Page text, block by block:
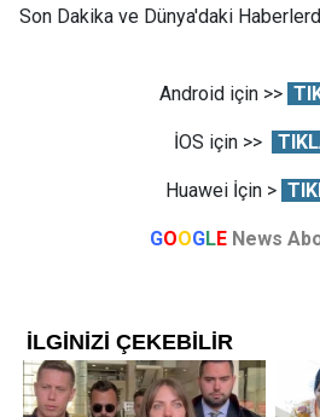
Son Dakika ve Dünya'daki
Android için >>
İOS için >>
Huawei İçin >
GOOGLE News